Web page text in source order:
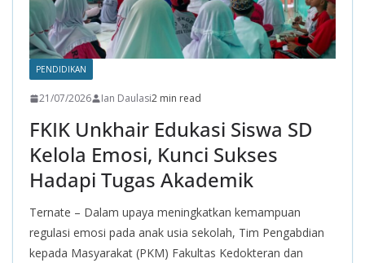
PENDIDIKAN
21/07/2026 Ian Daulasi2 min read
FKIK Unkhair Edukasi Siswa SD
Kelola Emosi, Kunci Sukses
Hadapi Tugas Akademik
Ternate – Dalam upaya meningkatkan kemampuan
regulasi emosi pada anak usia sekolah, Tim Pengabdian
kepada Masyarakat (PKM) Fakultas Kedokteran dan